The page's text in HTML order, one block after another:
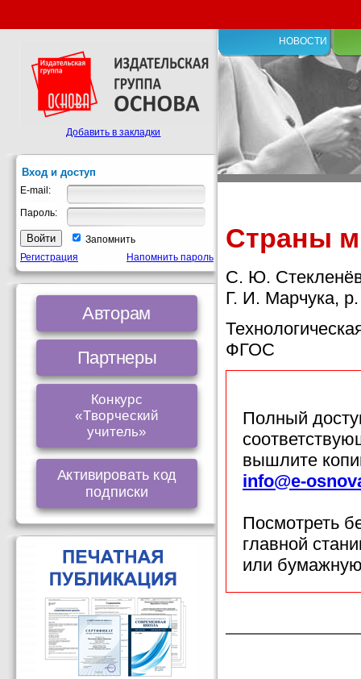
НОВОСТИ
Страны
С. Ю.
Г. И. Марчука,
ФГОС
Полный
вышлите
info@e-
Посмотреть
главной
или
Добавить в закладки
Вход и доступ
E-mail:
Пароль:
Запомнить
Регистрация
Напомнить пароль
Авторам
Партнеры
Конкурс
«Творческий
учитель»
Активировать код
подписки